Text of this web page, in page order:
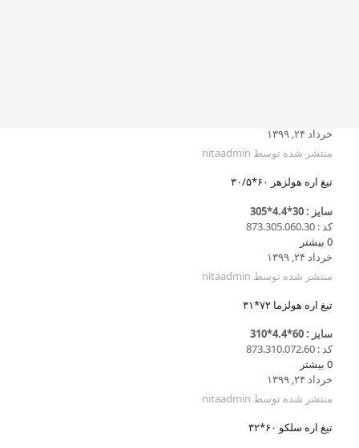
خرداد ۲۴, ۱۳۹۹
منتشر شده توسط nitaadmin
تیغ اره هولزهر ۶۰*۳۰/۵
سایز : 30*4.4*305
کد : 873.305.060.30
0 بیشتر
خرداد ۲۴, ۱۳۹۹
منتشر شده توسط nitaadmin
تیغ اره هولزما ۷۲*۳۱
سایز : 60*4.4*310
کد : 873.310.072.60
0 بیشتر
خرداد ۲۴, ۱۳۹۹
منتشر شده توسط nitaadmin
تیغ اره سلکو ۶۰*۳۲